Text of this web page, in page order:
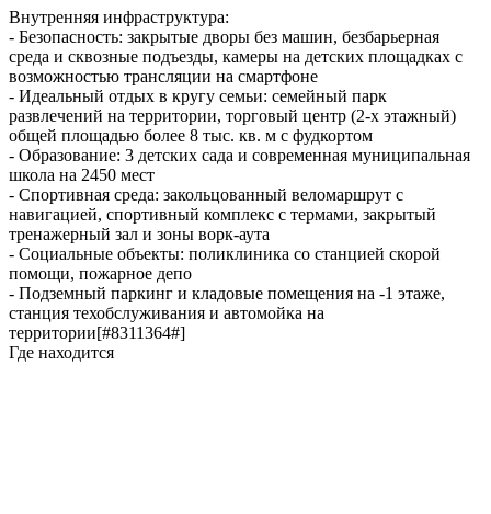
Внутренняя инфраструктура:
- Безопасность: закрытые дворы без машин, безбарьерная
среда и сквозные подъезды, камеры на детских площадках с
возможностью трансляции на смартфоне
- Идеальный отдых в кругу семьи: семейный парк
развлечений на территории, торговый центр (2-х этажный)
общей площадью более 8 тыс. кв. м с фудкортом
- Образование: 3 детских сада и современная муниципальная
школа на 2450 мест
- Спортивная среда: закольцованный веломаршрут с
навигацией, спортивный комплекс с термами, закрытый
тренажерный зал и зоны ворк-аута
- Социальные объекты: поликлиника со станцией скорой
помощи, пожарное депо
- Подземный паркинг и кладовые помещения на -1 этаже,
станция техобслуживания и автомойка на
территории[#8311364#]
Где находится